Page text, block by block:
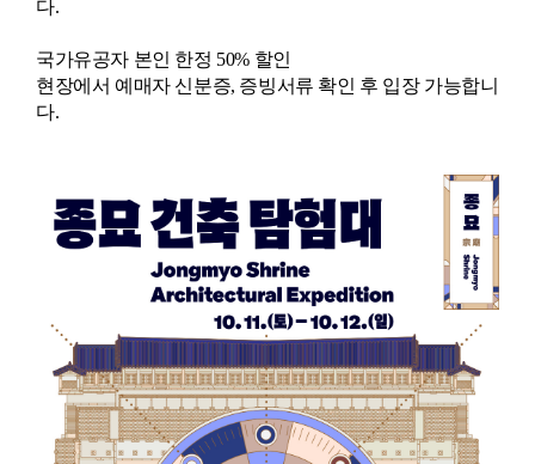
다.
국가유공자 본인 한정 50% 할인
현장에서 예매자 신분증, 증빙서류 확인 후 입장 가능합니
다.